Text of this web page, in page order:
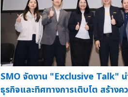
SMO จัดงาน "Exclusive Talk"
ธุรกิจและทิศทางการเติบโต สร้าง